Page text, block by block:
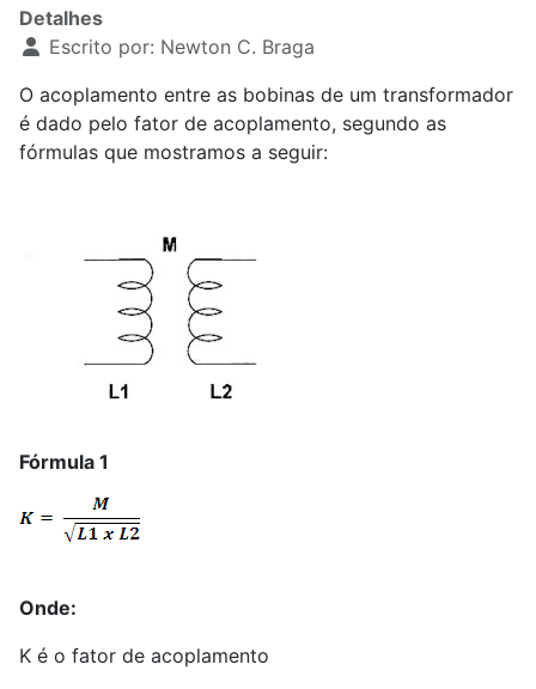
Detalhes
Escrito por: Newton C. Braga
O acoplamento entre as bobinas de um transformador
é dado pelo fator de acoplamento, segundo as
fórmulas que mostramos a seguir:
Fórmula 1
Onde:
K é o fator de acoplamento